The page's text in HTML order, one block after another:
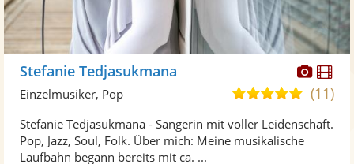
Fotos
Stefanie Tedjasukmana
5,0
5
(11)
Einzelmusiker, Pop
Stefanie Tedjasukmana - Sängerin mit voller Leidenschaft.
Pop, Jazz, Soul, Folk. Über mich: Meine musikalische
Laufbahn begann bereits mit ca. ...